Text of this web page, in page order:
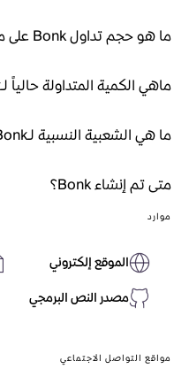
ما هو حجم تداول Bonk على مدار الـ24 ساعة الماضية؟
ماهي الكمية المتداولة حالياً لـBonk؟
ما هي الشعبية النسبية لـBonk؟
متى تم إنشاء Bonk؟
موارد
الموقع إلكتروني
مصدر النص البرمجي
مواقع التواصل الاجتماعي